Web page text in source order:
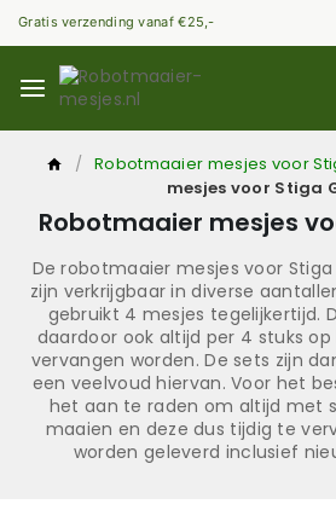
Gratis verzending vanaf €25,-
/ Robotmaaier mesjes voor
mesjes voor Stiga
Robotmaaier mesjes
De robotmaaier mesjes voor
zijn verkrijgbaar in diverse
gebruikt 4 mesjes tegelijkertijd.
daardoor ook altijd per 4 stuks
vervangen worden. De sets zijn
een veelvoud hiervan. Voor het
het aan te raden om altijd met
maaien en deze dus tijdig te
worden geleverd inclusief